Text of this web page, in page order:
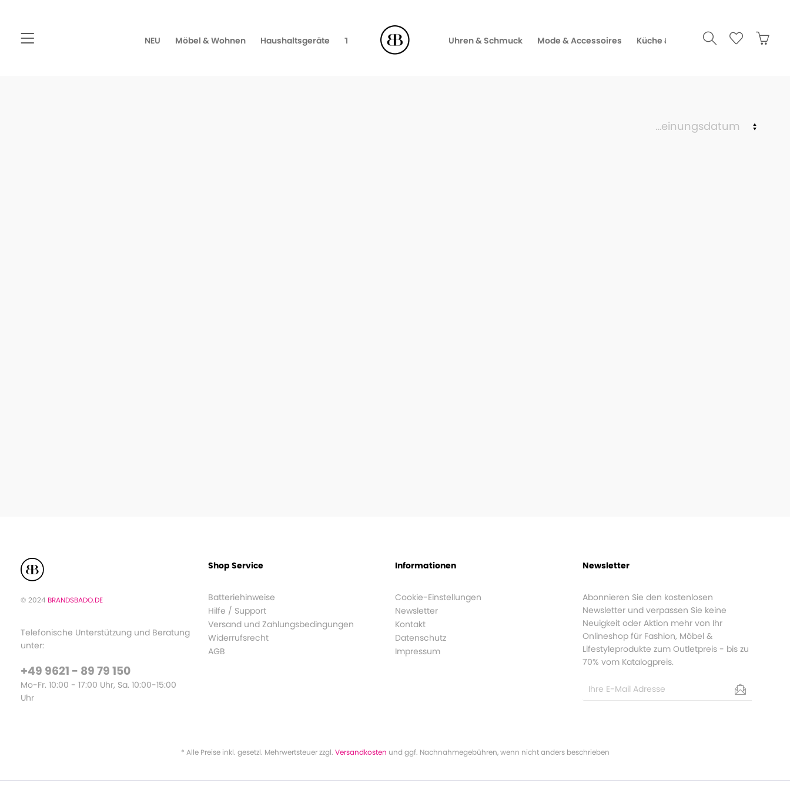
NEU Möbel & Wohnen Haushaltsgeräte TV, Video & Audio Uhren & Schmuck Mode & Accessoires Küche & Gourmet
© 2024 BRANDSBADO.DE
Telefonische Unterstützung und Beratung
unter:
+49 9621 - 89 79 150
Mo-Fr. 10:00 - 17:00 Uhr, Sa. 10:00-15:00
Uhr
Shop Service
Batteriehinweise
Hilfe / Support
Versand und Zahlungsbedingungen
Widerrufsrecht
AGB
Informationen
Cookie-Einstellungen
Newsletter
Kontakt
Datenschutz
Impressum
Newsletter
Abonnieren Sie den kostenlosen
Newsletter und verpassen Sie keine
Neuigkeit oder Aktion mehr von Ihr
Onlineshop für Fashion, Möbel &
Lifestyleprodukte zum Outletpreis - bis zu
70% vom Katalogpreis.
* Alle Preise inkl. gesetzl. Mehrwertsteuer zzgl. Versandkosten und ggf. Nachnahmegebühren, wenn nicht anders beschrieben